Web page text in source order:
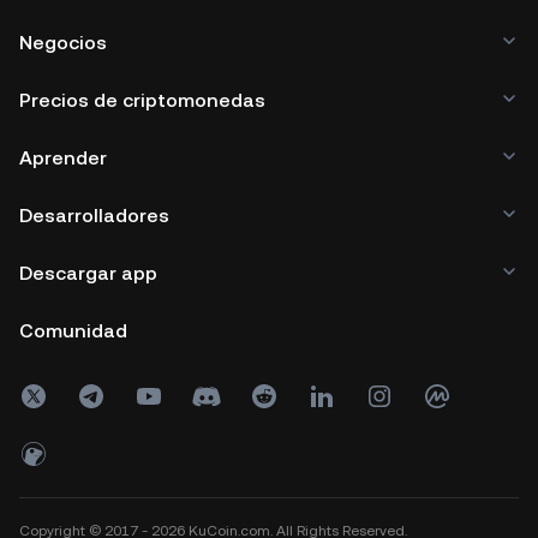
Negocios
Precios de criptomonedas
Aprender
Desarrolladores
Descargar app
Comunidad
Copyright © 2017 - 2026 KuCoin.com. All Rights Reserved.